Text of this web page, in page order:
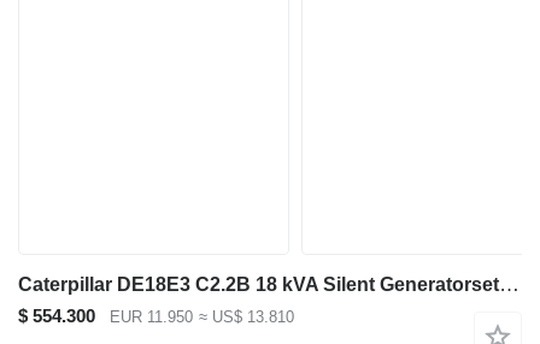
Caterpillar DE18E3 C2.2B 18 kVA Silent Generatorset CAT New !
$ 554.300 EUR 11.950 ≈ US$ 13.810